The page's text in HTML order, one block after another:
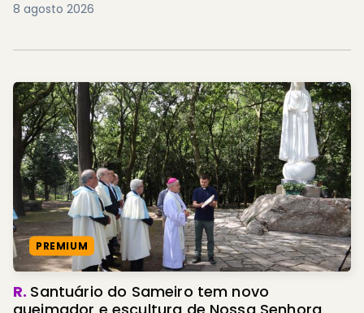
8 agosto 2026
PREMIUM
R. Santuário do Sameiro tem novo